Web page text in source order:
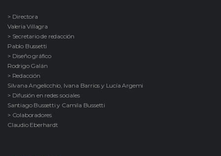
> Directora
Valeria Villagra
> Secretario de redacción
Pablo Bussetti
> Diseño gráfico
Rodrigo Galán
> Redacción
Silvana Angelicchio, Ivana Barrios y Lucía Argemi
> Difusión en redes sociales
Santiago Bussetti y Camila Bussetti
> Colaboradores
Claudio Eberhardt